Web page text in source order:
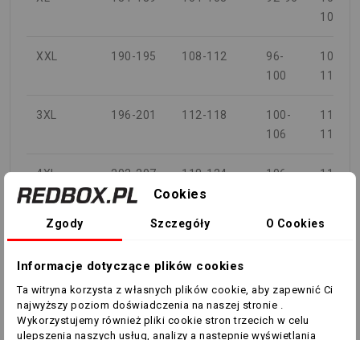
108
XXL 190-195 108-112
96-
100
108-
112
3XL 196-201 112-118
100-
106
112-
118
4XL 202-207 118-124
106-
118-
5XL 124-130
KOBIETA
KLATKA
Cookies
Zgody Szczegóły O Cookies
Informacje dotyczące plików cookies
Ta witryna korzysta z własnych plików cookie, aby zapewnić Ci
najwyższy poziom doświadczenia na naszej stronie .
Wykorzystujemy również pliki cookie stron trzecich w celu
ulepszenia naszych usług, analizy a nastepnie wyświetlania